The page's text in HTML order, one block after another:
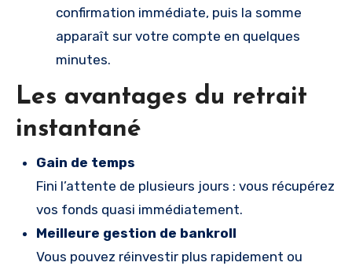
confirmation immédiate, puis la somme
apparaît sur votre compte en quelques
minutes.
Les avantages du retrait
instantané
Gain de temps
Fini l’attente de plusieurs jours : vous récupérez
vos fonds quasi immédiatement.
Meilleure gestion de bankroll
Vous pouvez réinvestir plus rapidement ou